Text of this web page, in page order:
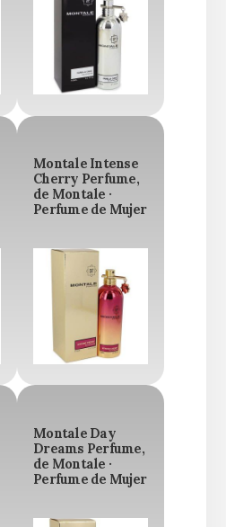
Montale Intense
Cherry Perfume,
de Montale ·
Perfume de Mujer
Montale Day
Dreams Perfume,
de Montale ·
Perfume de Mujer